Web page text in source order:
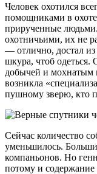
Человек охотился
помощниками в охоте
прирученные
охотничьими, их не
— отлично, достал
шкура, чтоб одеться.
добычей и мохнатым
возникла
пушному зверю, кто
Сейчас количество
уменьшилось.
компаньонов. Но
потому и содержание